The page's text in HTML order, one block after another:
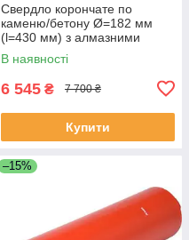
Свердло корончате по
каменю/бетону Ø=182 мм
(l=430 мм) з алмазними
кромками (хвостовик М32)
YATO YT-60379
В наявності
6 545 ₴ 7 700 ₴
Купити
–15%